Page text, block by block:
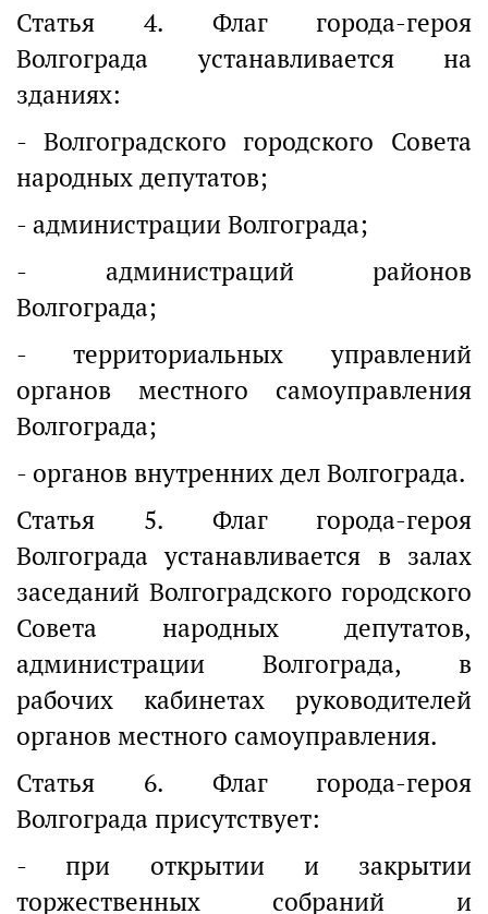
Статья 4. Флаг города-героя
Волгограда устанавливается на
зданиях:
- Волгоградского городского Совета
народных депутатов;
- администрации Волгограда;
- администраций районов
Волгограда;
- территориальных управлений
органов местного самоуправления
Волгограда;
- органов внутренних дел Волгограда.
Статья 5. Флаг города-героя
Волгограда устанавливается в залах
заседаний Волгоградского городского
Совета народных депутатов,
администрации Волгограда, в
рабочих кабинетах руководителей
органов местного самоуправления.
Статья 6. Флаг города-героя
Волгограда присутствует:
- при открытии и закрытии
торжественных собраний и